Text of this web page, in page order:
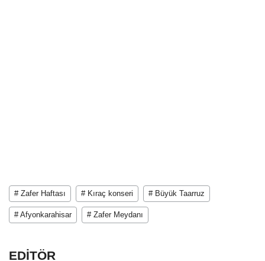
# Zafer Haftası # Kıraç konseri # Büyük Taarruz
# Afyonkarahisar # Zafer Meydanı
EDİTÖR